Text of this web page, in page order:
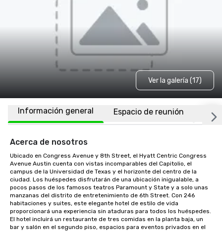
Ver la galería (17)
Información general Espacio de reunión
Acerca de nosotros
Ubicado en Congress Avenue y 8th Street, el Hyatt Centric Congress
Avenue Austin cuenta con vistas incomparables del Capitolio, el
campus de la Universidad de Texas y el horizonte del centro de la
ciudad. Los huéspedes disfrutarán de una ubicación inigualable, a
pocos pasos de los famosos teatros Paramount y State y a solo unas
manzanas del distrito de entretenimiento de 6th Street. Con 246
habitaciones y suites, este elegante hotel de estilo de vida
proporcionará una experiencia sin ataduras para todos los huéspedes.
El hotel incluirá un restaurante de tres comidas en la planta baja, un
bar y salón en el segundo piso, espacios para eventos privados en el